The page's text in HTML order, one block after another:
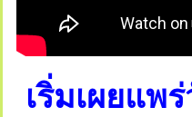
เริ่มเผยแพ